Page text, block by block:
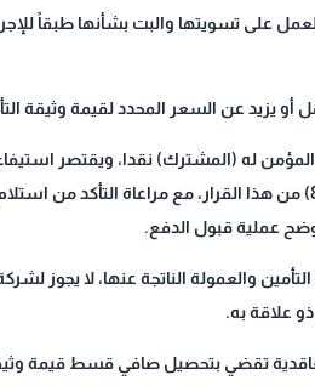
على تسويتها والبت بشأنها طبقاً
له (المشترك) نقدا، ويقتصر
ذلك وثيقة التأمين الموحدة الصادرة بموجب المادة (8) من
عملية قبول الدفع.
والعمولة الناتجة عنها، لا يجوز
علاقة به.
تقضي بتحصيل صافي قسط قيمة